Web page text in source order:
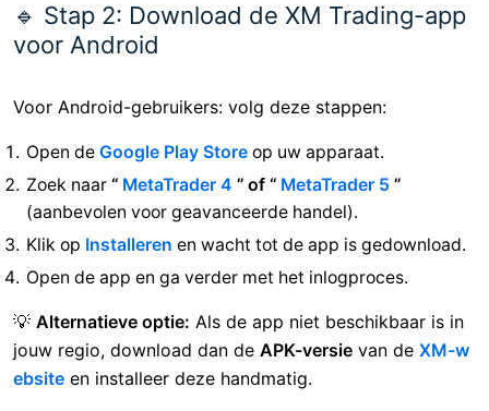
🔹 Stap 2: Download de XM Trading-app
voor Android
Voor Android-gebruikers: volg deze stappen:
Open de Google Play Store op uw apparaat.
Zoek naar “ MetaTrader 4 ” of “ MetaTrader 5 ”
(aanbevolen voor geavanceerde handel).
Klik op Installeren en wacht tot de app is gedownload.
Open de app en ga verder met het inlogproces.
💡 Alternatieve optie: Als de app niet beschikbaar is in
jouw regio, download dan de APK-versie van de XM-w
ebsite en installeer deze handmatig.